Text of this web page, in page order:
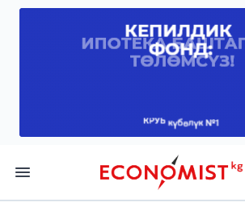
Economist.kg